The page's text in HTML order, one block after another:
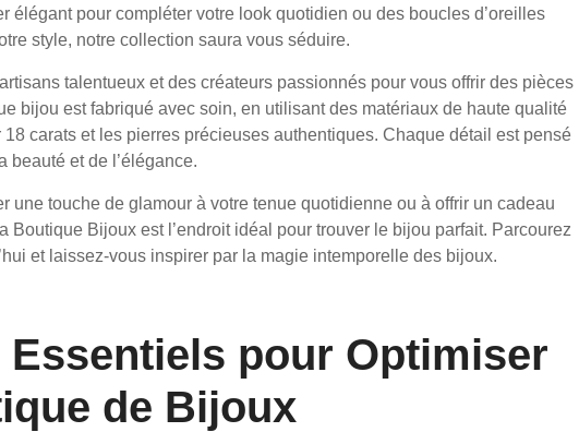
élégant pour compléter votre look quotidien ou des boucles d’oreilles
style, notre collection saura vous séduire.
talentueux et des créateurs passionnés pour vous offrir des pièces
bijou est fabriqué avec soin, en utilisant des matériaux de haute qualité
18 carats et les pierres précieuses authentiques. Chaque détail est pensé
beauté et de l’élégance.
une touche de glamour à votre tenue quotidienne ou à offrir un cadeau
Boutique Bijoux est l’endroit idéal pour trouver le bijou parfait. Parcourez
et laissez-vous inspirer par la magie intemporelle des bijoux.
Essentiels pour Optimiser
de Bijoux